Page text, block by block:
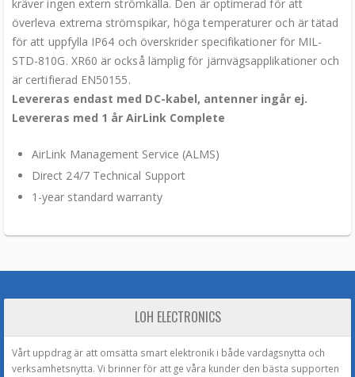
kräver ingen extern strömkälla. Den är optimerad för att
överleva extrema strömspikar, höga temperaturer och är tätad
för att uppfylla IP64 och överskrider specifikationer för MIL-
STD-810G. XR60 är också lämplig för järnvägsapplikationer och
är certifierad EN50155.
Levereras endast med DC-kabel, antenner ingår ej.
Levereras med 1 år AirLink Complete
AirLink Management Service (ALMS)
Direct 24/7 Technical Support
1-year standard warranty
LOH ELECTRONICS
Vårt uppdrag är att omsätta smart elektronik i både vardagsnytta och
verksamhetsnytta. Vi brinner för att ge våra kunder den bästa supporten